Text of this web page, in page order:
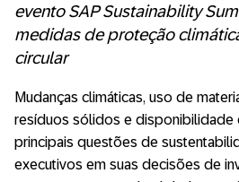
evento SAP Sustainability
medidas de proteção
circular
Mudanças climáticas, uso de
resíduos sólidos e disponibilidade
principais questões de
executivos em suas decisões de